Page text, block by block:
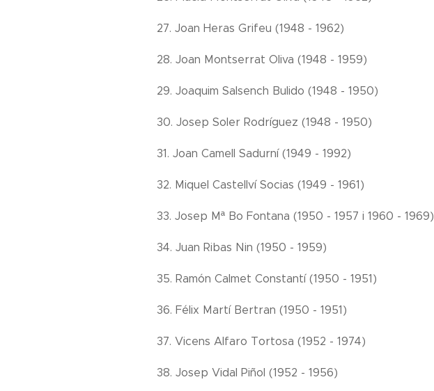
27. Joan Heras Grifeu (1948 - 1962)
28. Joan Montserrat Oliva (1948 - 1959)
29. Joaquim Salsench Bulido (1948 - 1950)
30. Josep Soler Rodríguez (1948 - 1950)
31. Joan Camell Sadurní (1949 - 1992)
32. Miquel Castellví Socias (1949 - 1961)
33. Josep Mª Bo Fontana (1950 - 1957 i 1960 - 1969)
34. Juan Ribas Nin (1950 - 1959)
35. Ramón Calmet Constantí (1950 - 1951)
36. Félix Martí Bertran (1950 - 1951)
37. Vicens Alfaro Tortosa (1952 - 1974)
38. Josep Vidal Piñol (1952 - 1956)